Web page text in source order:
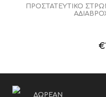
ΠΡΟΣΤΑΤΕΥΤΙΚΟ
€
ΔΩΡΕΑΝ